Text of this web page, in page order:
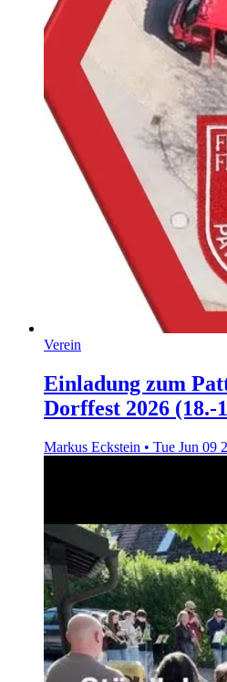
Verein
Einladung zum
Dorffest 2026 (18.-
Markus Eckstein • Tue Jun 09